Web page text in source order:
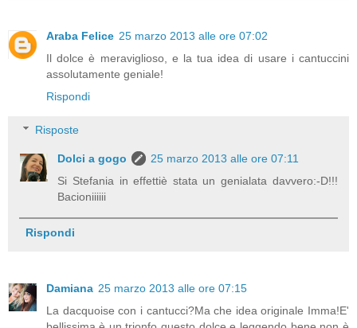
Araba Felice 25 marzo 2013 alle ore 07:02
Il dolce è meraviglioso, e la tua idea di usare i cantuccini
assolutamente geniale!
Rispondi
Risposte
Dolci a gogo
25 marzo 2013 alle ore 07:11
Si Stefania in effettiè stata un genialata davvero:-D!!!
Bacioniiiiii
Rispondi
Damiana 25 marzo 2013 alle ore 07:15
La dacquoise con i cantucci?Ma che idea originale Imma!E'